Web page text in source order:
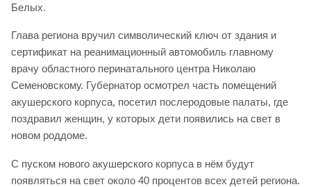
Белых.
Глава региона вручил символический ключ от здания и
сертификат на реанимационный автомобиль главному
врачу областного перинатального центра Николаю
Семеновскому. Губернатор осмотрел часть помещений
акушерского корпуса, посетил послеродовые палаты, где
поздравил женщин, у которых дети появились на свет в
новом роддоме.
С пуском нового акушерского корпуса в нём будут
появляться на свет около 40 процентов всех детей региона.